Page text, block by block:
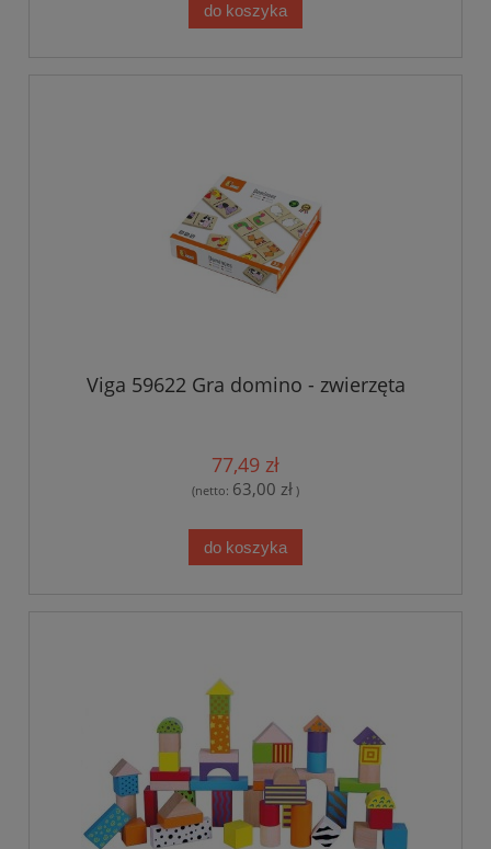
do koszyka
Viga 59622 Gra domino - zwierzęta
77,49 zł
(netto: 63,00 zł )
do koszyka